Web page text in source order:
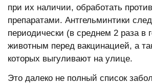
при их наличии, обработать
препаратами. Антгельминтики
периодически (в среднем 2 раза в
животным перед вакцинацией, а
которых выгуливают на улице.
Это далеко не полный список